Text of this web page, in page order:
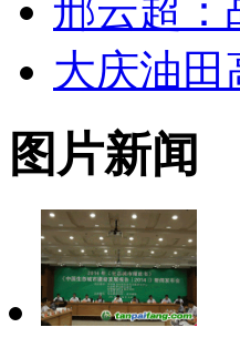
邢云超：
大庆油田
图片新闻